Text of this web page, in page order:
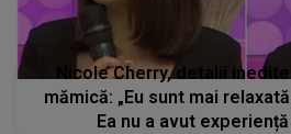
Nicole Cherry, detalii
mămică: „Eu sunt mai
Ea nu a avut experiență